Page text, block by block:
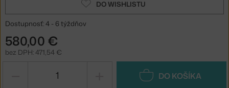
DO WISHLISTU
Dostupnosť: 4 - 6 týždňov
580,00 €
bez DPH: 471,54 €
DO KOŠÍKA